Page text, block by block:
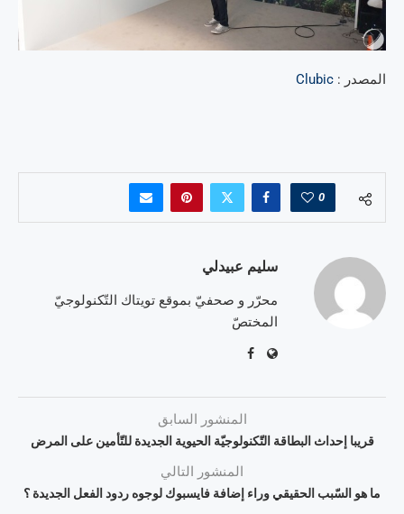
المصدر : Clubic
0
سليم عبيدلي
محرّر و صحفيّ بموقع تويتاك التّكنولوجيّ
المختصّ
المنشور السابق
قريبا إحداث البطاقة التّكنولوجيّة الحيوية الجديدة للتّأمين على المرض
المنشور التالي
ما هو السّبب الحقيقي وراء إضافة فايسبوك لوجوه ردود الفعل الجديدة ؟